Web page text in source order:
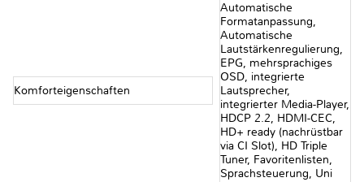
Komforteigenschaften
Automatische
Formatanpassung,
Automatische
Lautstärkenregulierung,
EPG, mehrsprachiges
OSD, integrierte
Lautsprecher,
integrierter Media-Player,
HDCP 2.2, HDMI-CEC,
HD+ ready (nachrüstbar
via CI Slot), HD Triple
Tuner, Favoritenlisten,
Sprachsteuerung, Uni